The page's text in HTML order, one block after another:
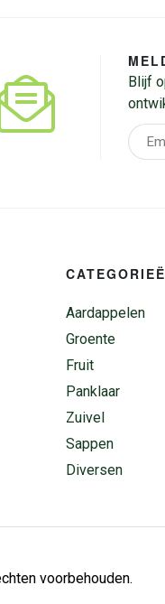
Blijf
Aardappelen
Groente
Fruit
Panklaar
Zuivel
Sappen
Diversen
voorbehouden.